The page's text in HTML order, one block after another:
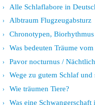
Alle Schlaflabore in
Albtraum Flugzeugabsturz
Chronotypen,
Was bedeuten Träume vom
Pavor nocturnus /
Wege zu gutem Schlaf und
Wie träumen Tiere?
Was eine Schwangerschaft